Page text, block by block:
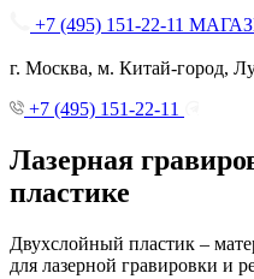
+7 (495) 151-22-11
г. Москва, м. Китай-город,
+7 (495) 151-22-11
Лазерная
пластике
Двухслойный пластик –
для лазерной гравировки и